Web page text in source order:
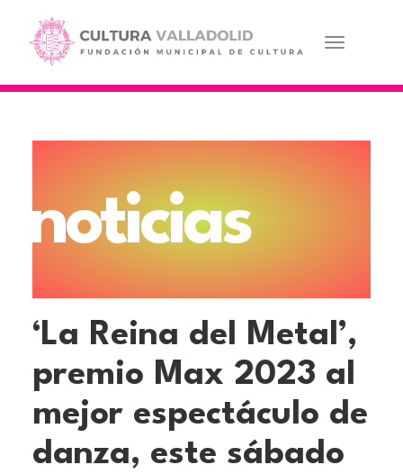
contenido
principal
Toggle
noticias
‘La Reina del Metal’,
premio Max 2023 al
mejor espectáculo de
danza, este sábado